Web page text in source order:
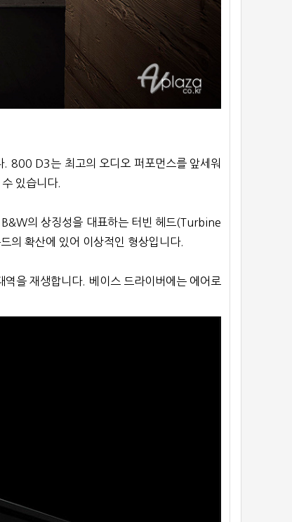
800 D3는 최고의 오디오 퍼포먼스를 앞세워
있습니다.
의 상징성을 대표하는 터빈 헤드(Turbine
의 확산에 있어 이상적인 형상입니다.
을 재생합니다. 베이스 드라이버에는 에어로